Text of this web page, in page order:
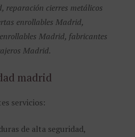
reparación cierres metálicos
enrollables Madrid,
Madrid, fabricantes
Madrid.
madrid
servicios:
de alta seguridad,